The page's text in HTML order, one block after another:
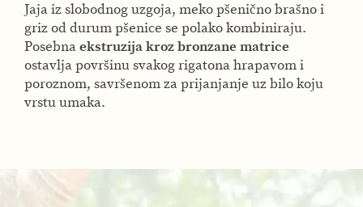
Jaja iz slobodnog uzgoja, meko pšenično brašno i
griz od durum pšenice se polako kombiniraju.
Posebnaekstruzija kroz bronzane matrice
ostavlja površinu svakog rigatona hrapavom i
poroznom, savršenom za prijanjanje uz bilo koju
vrstu umaka.